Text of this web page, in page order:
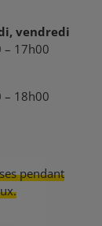
vendredi
– 17h00
– 18h00
pendant